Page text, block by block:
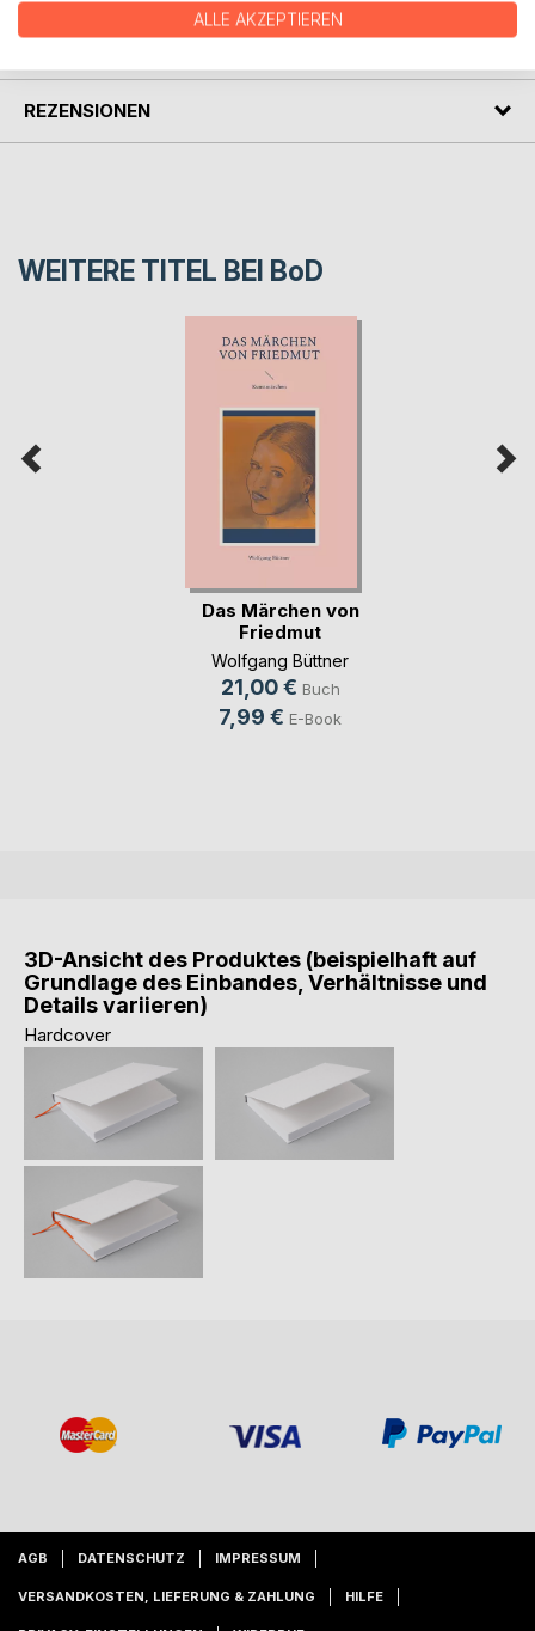
REZENSIONEN
WEITERE TITEL BEI BoD
Das Märchen von
Friedmut
Wolfgang Büttner
21,00 € Buch
7,99 € E-Book
3D-Ansicht des Produktes (beispielhaft auf
Grundlage des Einbandes, Verhältnisse und
Details variieren)
Hardcover
AGB DATENSCHUTZ IMPRESSUM
VERSANDKOSTEN, LIEFERUNG & ZAHLUNG HILFE
ALLE AKZEPTIEREN